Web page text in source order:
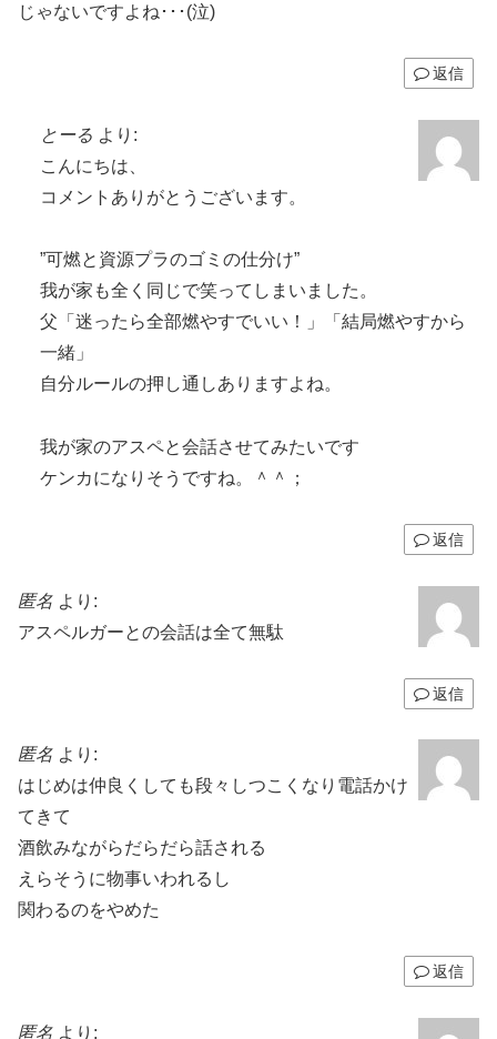
じゃないですよね･･･(泣)
返信
とーる より:
こんにちは、
コメントありがとうございます。
”可燃と資源プラのゴミの仕分け”
我が家も全く同じで笑ってしまいました。
父「迷ったら全部燃やすでいい！」「結局燃やすから
一緒」
自分ルールの押し通しありますよね。
我が家のアスペと会話させてみたいです
ケンカになりそうですね。＾＾；
返信
匿名 より:
アスペルガーとの会話は全て無駄
返信
匿名 より:
はじめは仲良くしても段々しつこくなり電話かけ
てきて
酒飲みながらだらだら話される
えらそうに物事いわれるし
関わるのをやめた
返信
匿名 より: